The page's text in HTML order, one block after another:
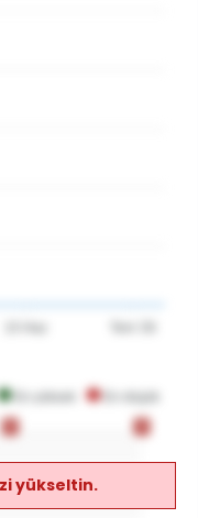
yükseltin.
0 0
0 0